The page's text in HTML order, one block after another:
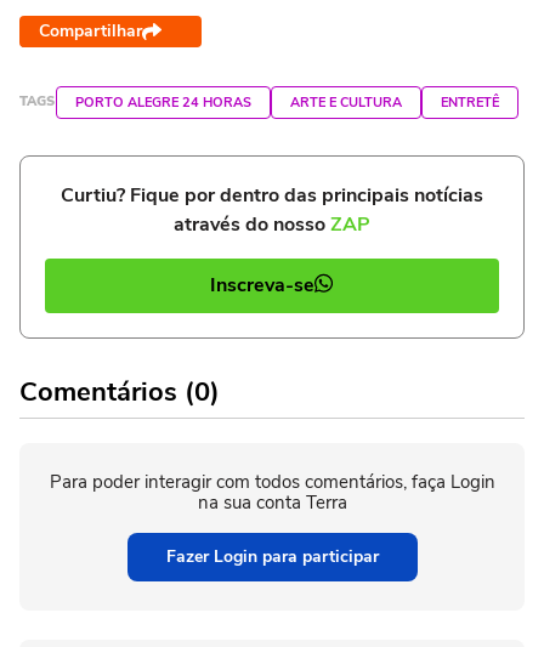
Compartilhar
TAGS PORTO ALEGRE 24 HORAS ARTE E CULTURA ENTRETÊ
Curtiu? Fique por dentro das principais notícias
através do nossoZAP
Inscreva-se
Comentários (0)
Para poder interagir com todos comentários, faça Login
na sua conta Terra
Fazer Login para participar